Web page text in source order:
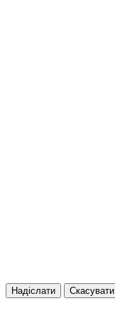
Надіслати Скасувати